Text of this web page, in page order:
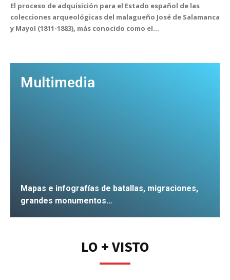
El proceso de adquisición para el Estado español de las
colecciones arqueológicas del malagueño José de Salamanca
y Mayol (1811-1883), más conocido como el...
Multimedia
Mapas e infografías de batallas, migraciones,
grandes monumentos…
LO + VISTO